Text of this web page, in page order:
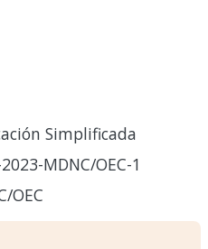
Simplificada
MDNC/OEC-1
OEC